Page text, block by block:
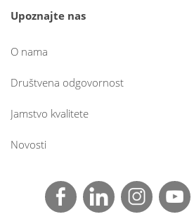
Upoznajte nas
O nama
Društvena odgovornost
Jamstvo kvalitete
Novosti